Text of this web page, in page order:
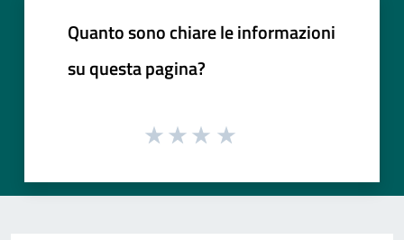
Quanto sono chiare le informazioni
su questa pagina?